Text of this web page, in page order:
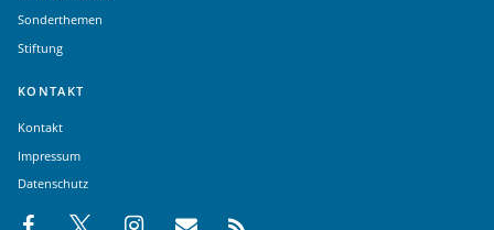
Sonderthemen
Stiftung
KONTAKT
Kontakt
Impressum
Datenschutz